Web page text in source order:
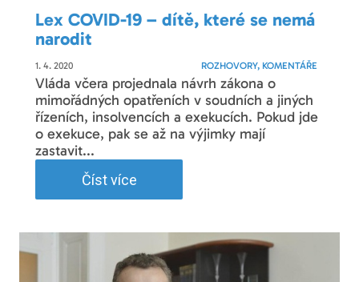
Lex COVID-19 – dítě, které se nemá
narodit
1. 4. 2020 ROZHOVORY, KOMENTÁŘE
Vláda včera projednala návrh zákona o
mimořádných opatřeních v soudních a jiných
řízeních, insolvencích a exekucích. Pokud jde
o exekuce, pak se až na výjimky mají
zastavit...
Číst více